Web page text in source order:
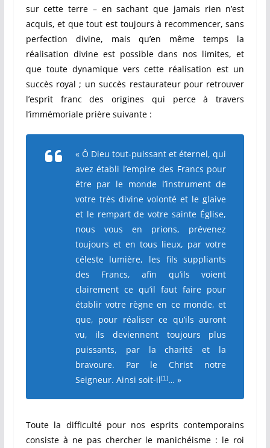
sur cette terre – en sachant que jamais rien n’est
acquis, et que tout est toujours à recommencer, sans
perfection divine, mais qu’en même temps la
réalisation divine est possible dans nos limites, et
que toute dynamique vers cette réalisation est un
succès royal ; un succès restaurateur pour retrouver
l’esprit franc des origines qui perce à travers
l’immémoriale prière suivante :
« Ô Dieu tout-puissant et éternel, qui
avez établi l’empire des Francs pour
être par le monde l’instrument de
votre très divine volonté et le glaive
et le rempart de votre sainte Église,
nous vous en prions, prévenez
toujours et en tous lieux, par votre
céleste lumière, les fils suppliants
des Francs, afin qu’ils voient
clairement ce qu’il faut faire pour
établir votre règne en ce monde, et
que, pour réaliser ce qu’ils auront
vu, ils deviennent toujours plus
puissants, par la charité et la
bravoure. Par le Christ notre
Seigneur. Ainsi soit-il[1]… »
Toute la difficulté pour nos esprits contemporains
consiste à ne pas chercher le manichéisme : le roi